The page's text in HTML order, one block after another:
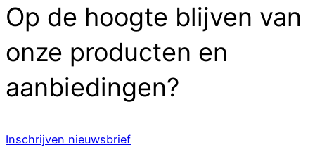
Op de hoogte blijven van
onze producten en
aanbiedingen?
Inschrijven nieuwsbrief